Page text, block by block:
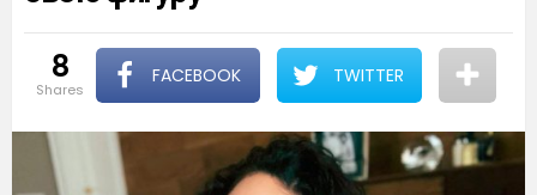
8
shares
FACEBOOK TWITTER